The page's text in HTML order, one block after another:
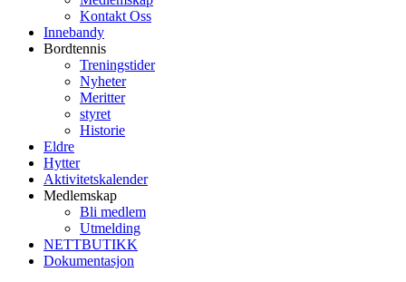
Kontakt Oss
Innebandy
Bordtennis
Treningstider
Nyheter
Meritter
styret
Historie
Eldre
Hytter
Aktivitetskalender
Medlemskap
Bli medlem
Utmelding
NETTBUTIKK
Dokumentasjon